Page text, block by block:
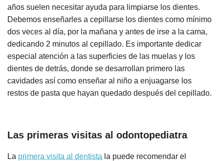
años suelen necesitar ayuda para limpiarse los dientes.
Debemos enseñarles a cepillarse los dientes como mínimo
dos veces al día, por la mañana y antes de irse a la cama,
dedicando 2 minutos al cepillado. Es importante dedicar
especial atención a las superficies de las muelas y los
dientes de detrás, donde se desarrollan primero las
cavidades así como enseñar al niño a enjuagarse los
restos de pasta que hayan quedado después del cepillado.
Las primeras visitas al odontopediatra
La primera visita al dentista la puede recomendar el